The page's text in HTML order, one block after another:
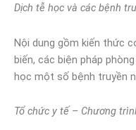
Dịch tễ học và các bệnh
Nội dung gồm kiến thức
biến, các biện pháp
học một số bệnh truyền
Tổ chức y tế – Chương